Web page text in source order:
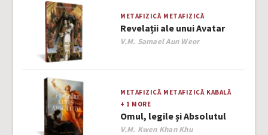
METAFIZICĂ METAFIZICĂ
Revelații ale unui Avatar
Author
V.M. Samael Aun Weor
METAFIZICĂ METAFIZICĂ KABALĂ
+ 1 MORE
Omul, legile și Absolutul
Author
V.M. Kwen Khan Khu